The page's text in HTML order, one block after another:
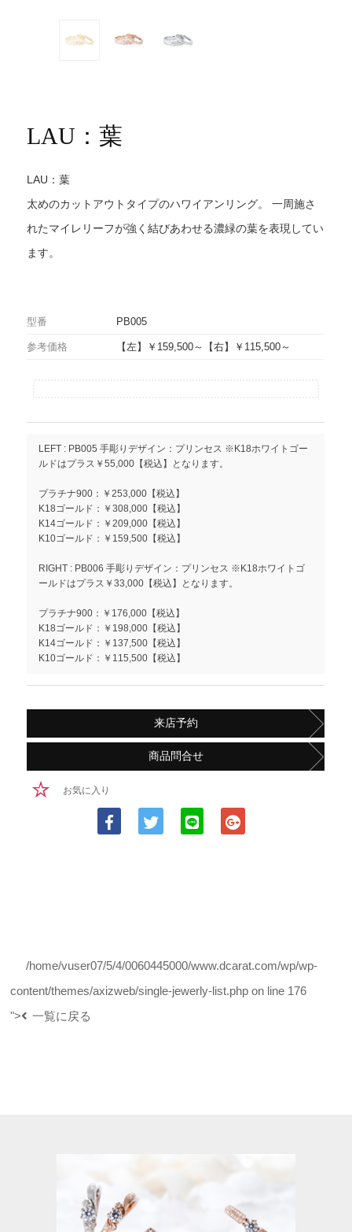
LAU：葉
LAU：葉
太めのカットアウトタイプのハワイアンリング。 一周施さ
れたマイレリーフが強く結びあわせる濃緑の葉を表現してい
ます。
型番 PB005
参考価格 【左】￥159,500～【右】￥115,500～
LEFT : PB005 手彫りデザイン：プリンセス ※K18ホワイトゴー
ルドはプラス￥55,000【税込】となります。
プラチナ900：￥253,000【税込】
K18ゴールド：￥308,000【税込】
K14ゴールド：￥209,000【税込】
K10ゴールド：￥159,500【税込】
RIGHT : PB006 手彫りデザイン：プリンセス ※K18ホワイトゴ
ールドはプラス￥33,000【税込】となります。
プラチナ900：￥176,000【税込】
K18ゴールド：￥198,000【税込】
K14ゴールド：￥137,500【税込】
K10ゴールド：￥115,500【税込】
来店予約
商品問合せ
お気に入り
/home/vuser07/5/4/0060445000/www.dcarat.com/wp/wp-
content/themes/axizweb/single-jewerly-list.php on line 176
">
一覧に戻る